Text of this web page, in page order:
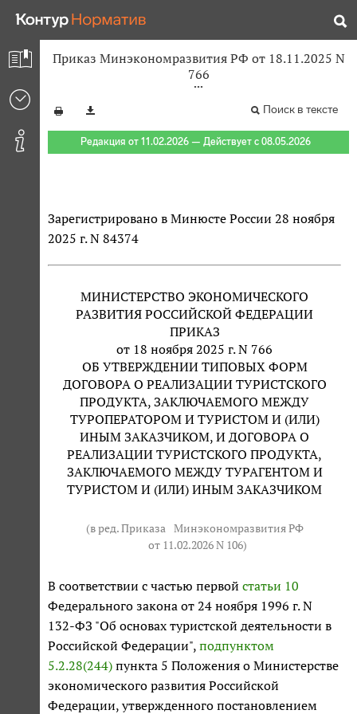
Приказ Минэкономразвития РФ от 18.11.2025 N
766
Поиск в тексте
Редакция от 11.02.2026 — Действует с 08.05.2026
Зарегистрировано в Минюсте России 28 ноября
2025 г. N 84374
МИНИСТЕРСТВО ЭКОНОМИЧЕСКОГО
РАЗВИТИЯ РОССИЙСКОЙ ФЕДЕРАЦИИ
ПРИКАЗ
от 18 ноября 2025 г. N 766
ОБ УТВЕРЖДЕНИИ ТИПОВЫХ ФОРМ
ДОГОВОРА О РЕАЛИЗАЦИИ ТУРИСТСКОГО
ПРОДУКТА, ЗАКЛЮЧАЕМОГО МЕЖДУ
ТУРОПЕРАТОРОМ И ТУРИСТОМ И (ИЛИ)
ИНЫМ ЗАКАЗЧИКОМ, И ДОГОВОРА О
РЕАЛИЗАЦИИ ТУРИСТСКОГО ПРОДУКТА,
ЗАКЛЮЧАЕМОГО МЕЖДУ ТУРАГЕНТОМ И
ТУРИСТОМ И (ИЛИ) ИНЫМ ЗАКАЗЧИКОМ
(в ред. Приказа Минэкономразвития РФ
от 11.02.2026 N 106)
В соответствии с частью первой статьи 10
Федерального закона от 24 ноября 1996 г. N
132-ФЗ "Об основах туристской деятельности в
Российской Федерации", подпунктом
5.2.28(244) пункта 5 Положения о Министерстве
экономического развития Российской
Федерации, утвержденного постановлением